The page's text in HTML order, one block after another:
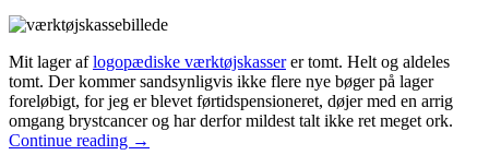
Mit lager aflogopædiske værktøjskasserer tomt. Helt og aldeles
tomt. Der kommer sandsynligvis ikke flere nye bøger på lager
foreløbigt, for jeg er blevet førtidspensioneret, døjer med en arrig
omgang brystcancer og har derfor mildest talt ikke ret meget ork.
Continue reading →